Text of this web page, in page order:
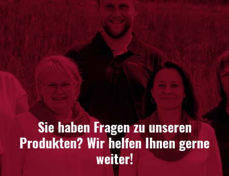
Sie haben Fragen zu unseren
Produkten? Wir helfen Ihnen gerne
weiter!